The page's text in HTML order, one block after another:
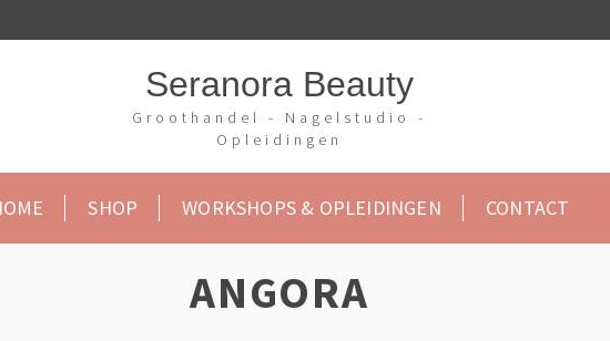
Seranora Beauty
Groothandel - Nagelstudio -
Opleidingen
SHOP WORKSHOPS & OPLEIDINGEN CONTACT
ANGORA